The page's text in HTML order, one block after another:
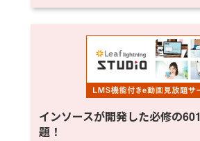
インソースが開発した必修の601
題！